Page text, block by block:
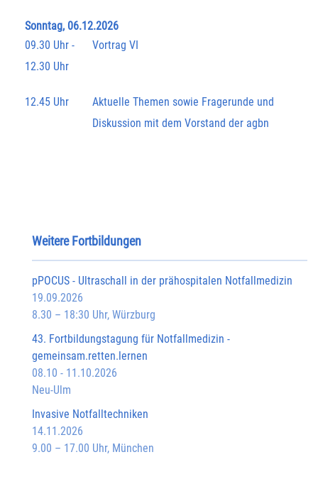
Sonntag, 06.12.2026
09.30 Uhr -
12.30 Uhr
Vortrag VI
12.45 Uhr
Aktuelle Themen sowie Fragerunde und
Diskussion mit dem Vorstand der agbn
Weitere Fortbildungen
pPOCUS - Ultraschall in der prähospitalen Notfallmedizin
19.09.2026
8.30 – 18:30 Uhr, Würzburg
43. Fortbildungstagung für Notfallmedizin -
gemeinsam.retten.lernen
08.10 - 11.10.2026
Neu-Ulm
Invasive Notfalltechniken
14.11.2026
9.00 – 17.00 Uhr, München